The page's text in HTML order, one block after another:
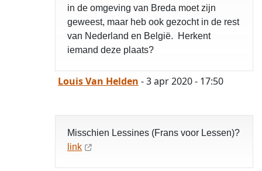
in de omgeving van Breda moet zijn
geweest, maar heb ook gezocht in de rest
van Nederland en België. Herkent
iemand deze plaats?
Louis Van Helden - 3 apr 2020 - 17:50
Misschien Lessines (Frans voor Lessen)?
link